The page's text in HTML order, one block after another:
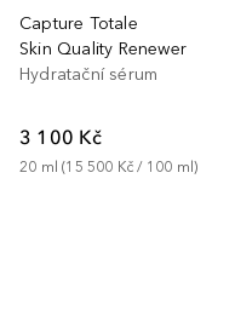
Capture Totale
Skin Quality Renewer
Hydratační sérum
3 100 Kč
20 ml (15 500 Kč / 100 ml)